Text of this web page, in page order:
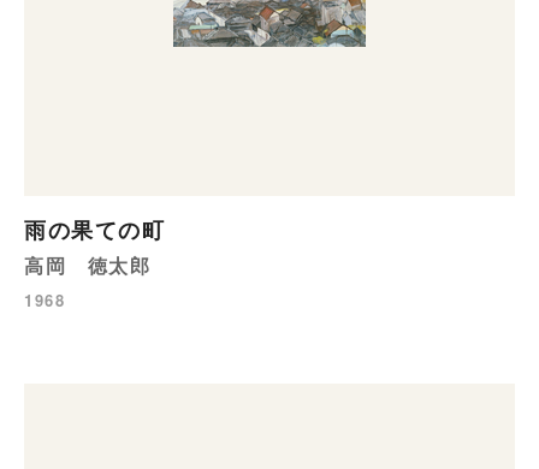
雨の果ての町
高岡 徳太郎
1968